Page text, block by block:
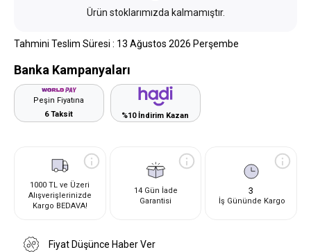
Ürün stoklarımızda kalmamıştır.
Tahmini Teslim Süresi : 13 Ağustos 2026 Perşembe
Banka Kampanyaları
Peşin Fiyatına
6 Taksit
%10 İndirim Kazan
1000 TL ve Üzeri
Alışverişlerinizde
Kargo BEDAVA!
14 Gün İade
Garantisi
3
İş Gününde Kargo
Fiyat Düşünce Haber Ver